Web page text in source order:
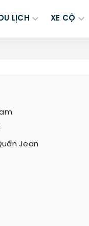
DU LỊCH XE CỘ
Jean